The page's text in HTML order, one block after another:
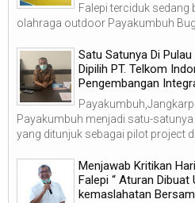
Falepi terciduk sedang
olahraga outdoor Payakumbuh
Satu Satunya Di
Dipilih PT. Telkom
Pengembangan
Payakumbuh menjadi satu-
yang ditunjuk sebagai pilot project
Menjawab Kritikan
Falepi “ Aturan Dibuat
kemaslahatan